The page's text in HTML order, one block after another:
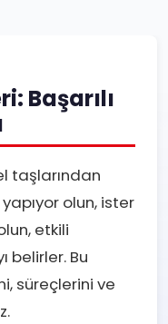
Başarılı
taşlarından
olun, ister
etkili
belirler. Bu
süreçlerini ve